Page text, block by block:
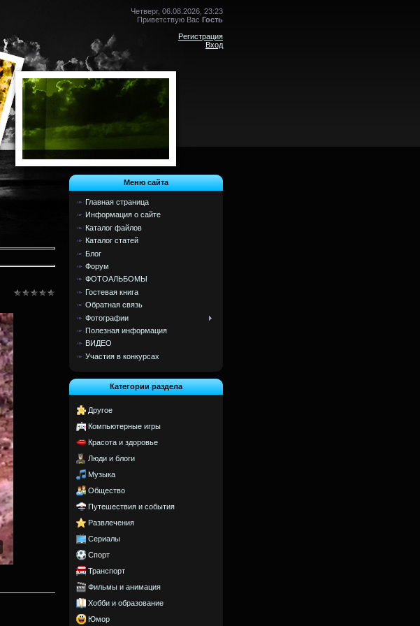
Четверг, 06.08.2026, 23:23
Приветствую Вас Гость
Регистрация
Вход
Меню сайта
Главная страница
Информация о сайте
Каталог файлов
Каталог статей
Блог
Форум
ФОТОАЛЬБОМЫ
Гостевая книга
Обратная связь
Фотографии
Полезная информация
ВИДЕО
Участия в конкурсах
Категории раздела
Другое
Компьютерные игры
Красота и здоровье
Люди и блоги
Музыка
Общество
Путешествия и события
Развлечения
Сериалы
Спорт
Транспорт
Фильмы и анимация
Хобби и образование
Юмор